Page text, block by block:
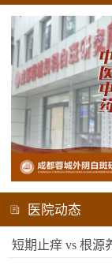
医院动态
短期止痒 vs 根源